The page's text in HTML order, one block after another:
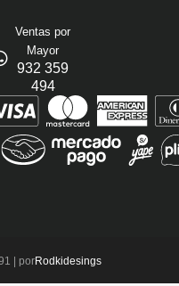
Ventas por
Mayor
932 359
494
| porRodkidesings